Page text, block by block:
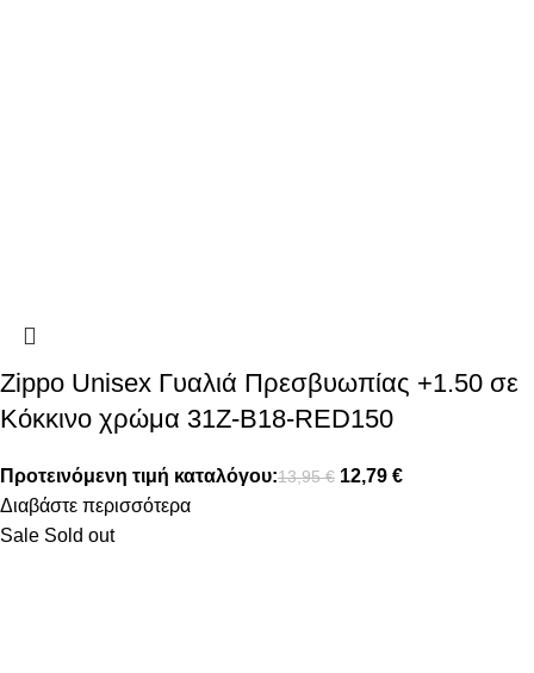
Zippo Unisex Γυαλιά Πρεσβυωπίας +1.50 σε
Κόκκινο χρώμα 31Z-B18-RED150
Προτεινόμενη τιμή καταλόγου:13,95€ 12,79 €
Διαβάστε περισσότερα
Sale Sold out